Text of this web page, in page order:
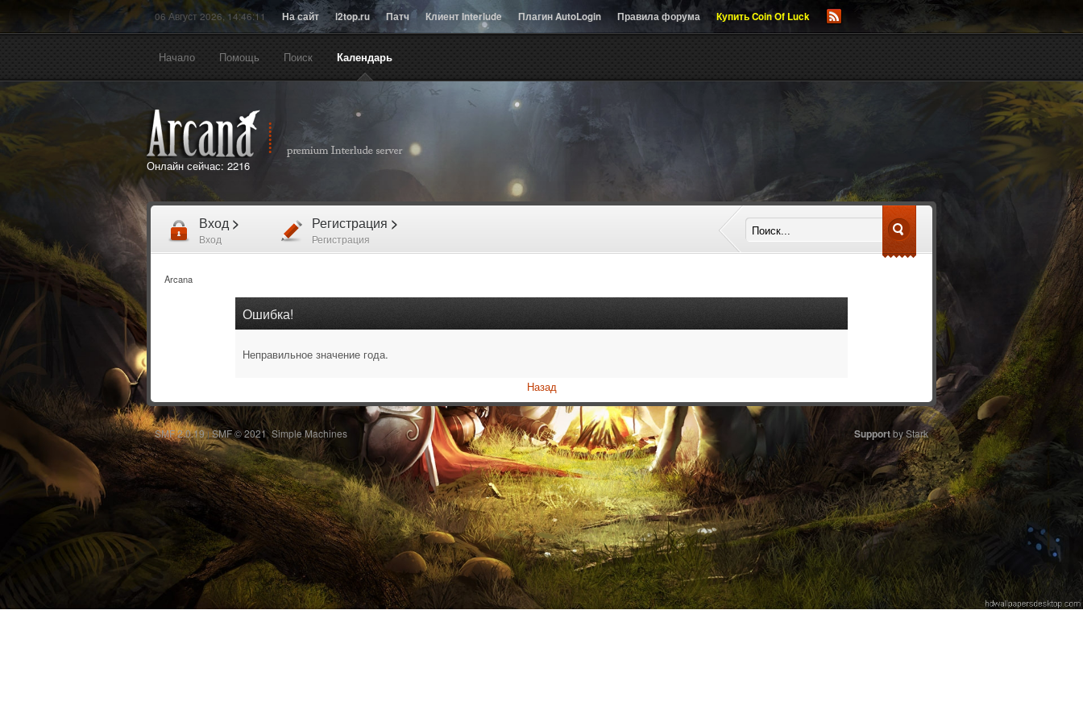
06 Август 2026, 14:46:11 На сайт l2top.ru Патч Клиент Interlude Плагин AutoLogin Правила форума Купить Coin Of Luck
Начало Помощь Поиск Календарь
Онлайн сейчас: 2216
Вход >
Вход
Регистрация >
Регистрация
Arcana
Ошибка!
Неправильное значение года.
Назад
SMF 2.0.19|SMF © 2021,Simple Machines Supportby Stark